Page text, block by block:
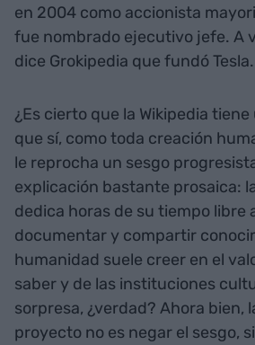
en 2004 como accionista
fue nombrado ejecutivo jefe. A
dice Grokipedia que fundó Tesla.
¿Es cierto que la Wikipedia
que sí, como toda creación
le reprocha un sesgo
explicación bastante prosaica:
dedica horas de su tiempo libre
documentar y compartir
humanidad suele creer en el
saber y de las instituciones
sorpresa, ¿verdad? Ahora bien,
proyecto no es negar el sesgo,